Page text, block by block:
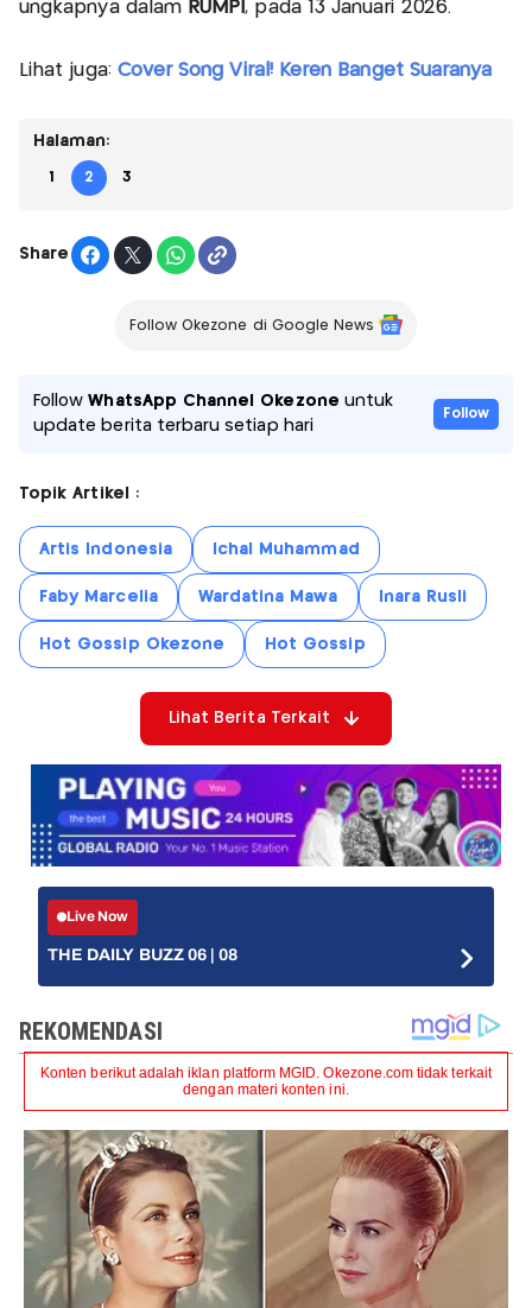
ungkapnya dalam RUMPI , pada 13 Januari 2026.
Lihat juga: Cover Song Viral! Keren Banget Suaranya
Halaman:
1 2 3
Share
Follow Okezone di Google News
FollowWhatsApp Channel Okezone untuk
update berita terbaru setiap hari
Follow
Topik Artikel :
Artis Indonesia Ichal Muhammad
Faby Marcelia Wardatina Mawa Inara Rusli
Hot Gossip Okezone Hot Gossip
Lihat Berita Terkait
Live Now
THE DAILY BUZZ 06 | 08